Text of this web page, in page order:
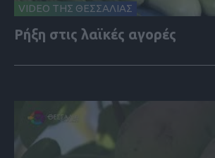
VIDEO ΤΗΣ ΘΕΣΣΑΛΙΑΣ
Ρήξη στις λαϊκές αγορές